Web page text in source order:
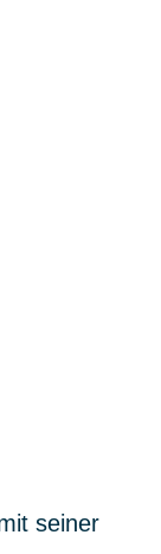
seiner